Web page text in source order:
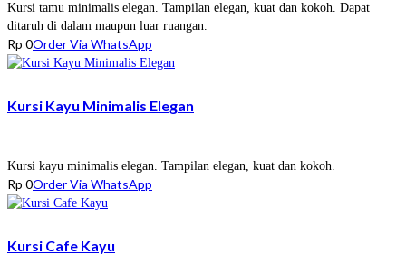
Kursi tamu minimalis elegan. Tampilan elegan, kuat dan kokoh. Dapat
ditaruh di dalam maupun luar ruangan.
Rp 0Order Via WhatsApp
Kursi Kayu Minimalis Elegan
Kursi kayu minimalis elegan. Tampilan elegan, kuat dan kokoh.
Rp 0Order Via WhatsApp
Kursi Cafe Kayu